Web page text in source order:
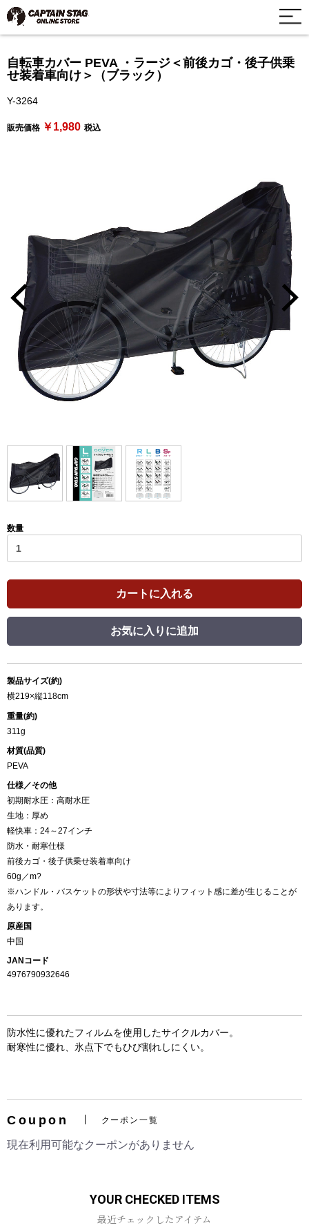
自転車カバー PEVA ・ラージ＜前後カゴ・後子供乗
せ装着車向け＞（ブラック）
Y-3264
販売価格 ￥1,980 税込
数量
カートに入れる
お気に入りに追加
製品サイズ(約)
横219×縦118cm
重量(約)
311g
材質(品質)
PEVA
仕様／その他
初期耐水圧：高耐水圧
生地：厚め
軽快車：24～27インチ
防水・耐寒仕様
前後カゴ・後子供乗せ装着車向け
60g／m?
※ハンドル・バスケットの形状や寸法等によりフィット感に差が生じることが
あります。
原産国
中国
JANコード
4976790932646
防水性に優れたフィルムを使用したサイクルカバー。
耐寒性に優れ、氷点下でもひび割れしにくい。
Coupon クーポン一覧
現在利用可能なクーポンがありません
YOUR CHECKED ITEMS
最近チェックしたアイテム